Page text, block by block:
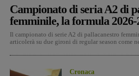
Campionato di seria A2 di
femminile, la formula 2026-
Il campionato di serie A2 di pallacanestro
articolerà su due gironi di regular season come
Cronaca